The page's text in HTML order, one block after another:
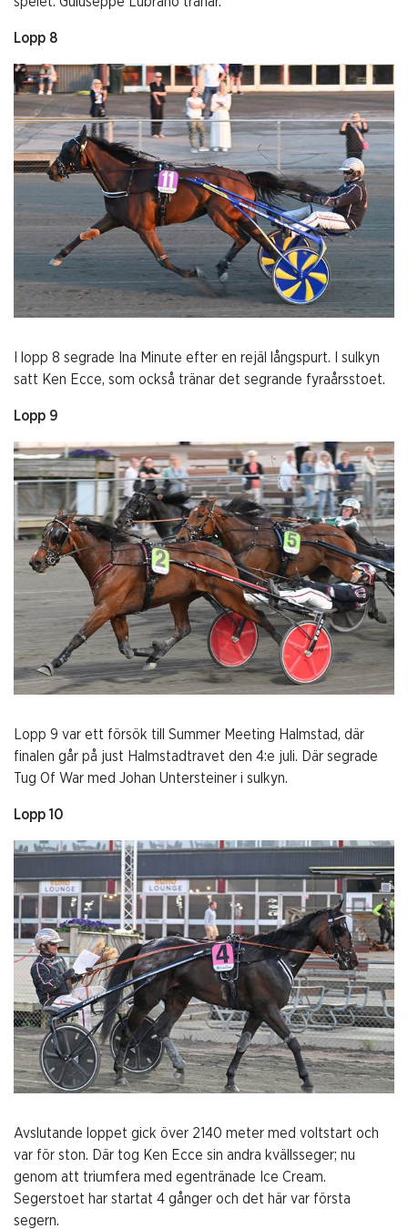
Lopp 8
I lopp 8 segrade Ina Minute efter en rejäl långspurt. I sulkyn
satt Ken Ecce, som också tränar det segrande fyraårsstoet.
Lopp 9
Lopp 9 var ett försök till Summer Meeting Halmstad, där
finalen går på just Halmstadtravet den 4:e juli. Där segrade
Tug Of War med Johan Untersteiner i sulkyn.
Lopp 10
Avslutande loppet gick över 2140 meter med voltstart och
var för ston. Där tog Ken Ecce sin andra kvällsseger; nu
genom att triumfera med egentränade Ice Cream.
Segerstoet har startat 4 gånger och det här var första
segern.